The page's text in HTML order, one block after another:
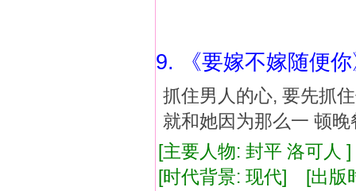
9. 《要嫁不嫁随便
抓住男人的心, 要先抓
就和她因为那么一 顿
[主要人物: 封平 洛可
[时代背景: 现代] [出